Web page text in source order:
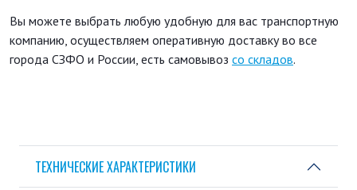
Вы можете выбрать любую удобную для вас транспортную
компанию, осуществляем оперативную доставку во все
города СЗФО и России, есть самовывоз со складов.
ТЕХНИЧЕСКИЕ ХАРАКТЕРИСТИКИ